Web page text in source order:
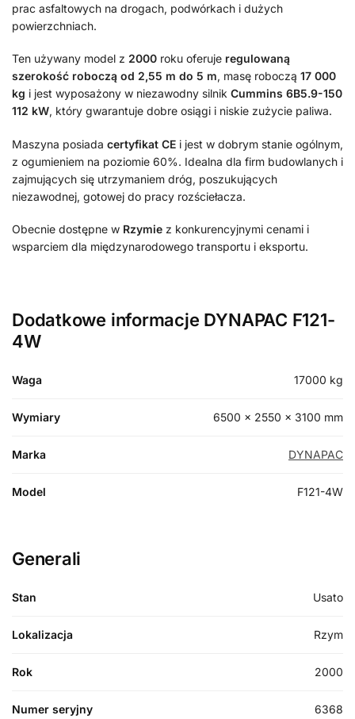
prac asfaltowych na drogach, podwórkach i dużych
powierzchniach.
Ten używany model z 2000 roku oferuje regulowaną
szerokość roboczą od 2,55 m do 5 m, masę roboczą 17 000
kg i jest wyposażony w niezawodny silnik Cummins 6B5.9-150
112 kW, który gwarantuje dobre osiągi i niskie zużycie paliwa.
Maszyna posiada certyfikat CE i jest w dobrym stanie ogólnym,
z ogumieniem na poziomie 60%. Idealna dla firm budowlanych i
zajmujących się utrzymaniem dróg, poszukujących
niezawodnej, gotowej do pracy rozściełacza.
Obecnie dostępne w Rzymie z konkurencyjnymi cenami i
wsparciem dla międzynarodowego transportu i eksportu.
Dodatkowe informacje DYNAPAC F121-
4W
Waga 17000 kg
Wymiary 6500 × 2550 × 3100 mm
Marka DYNAPAC
Model F121-4W
Generali
Stan Usato
Lokalizacja Rzym
Rok 2000
Numer seryjny 6368